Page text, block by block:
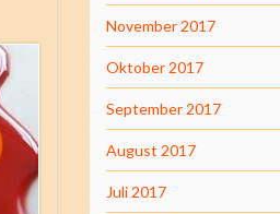
November 2017
Oktober 2017
September 2017
August 2017
Juli 2017